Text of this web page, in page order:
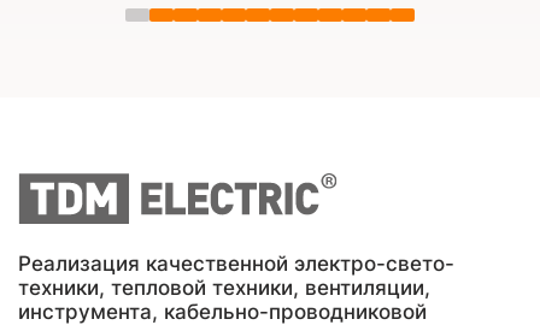
Реализация качественной электро-свето-
техники, тепловой техники, вентиляции,
инструмента, кабельно-проводниковой